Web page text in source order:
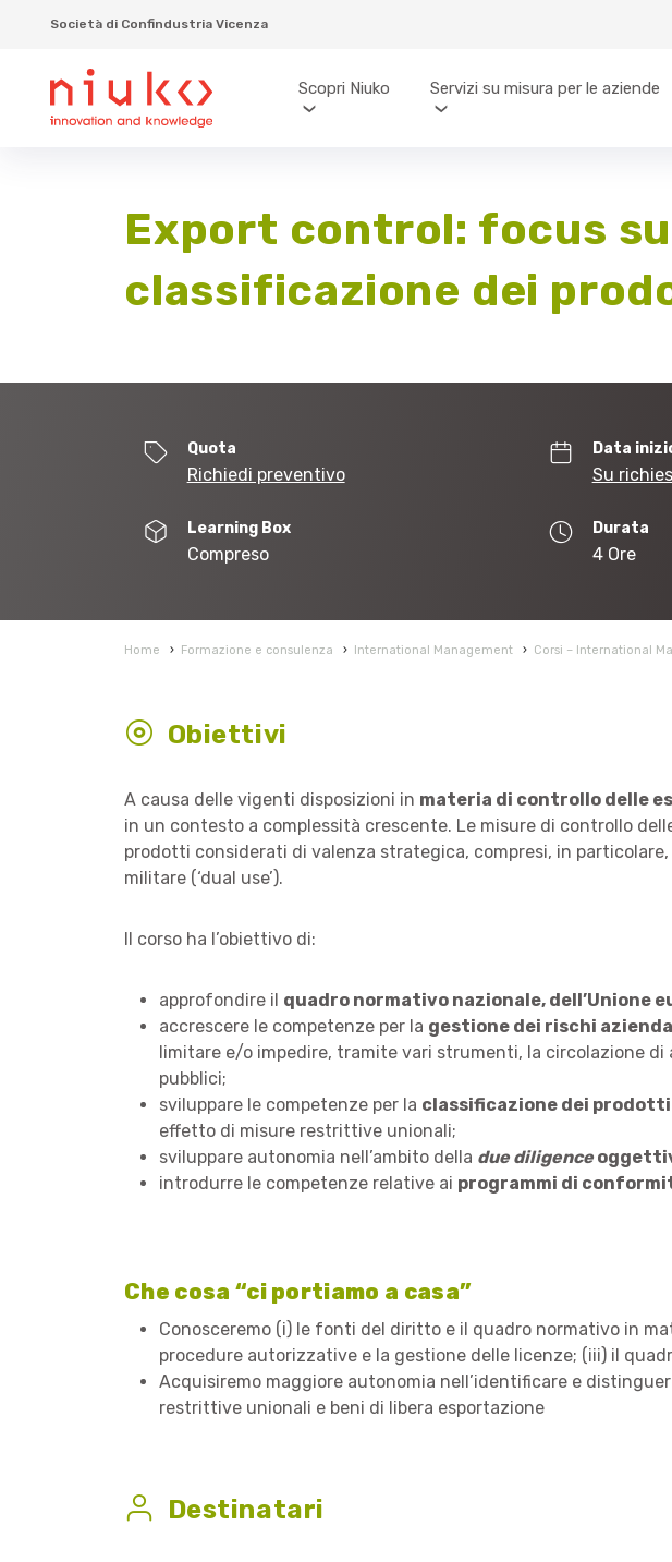
Società di Confindustria Vicenza
Scopri Niuko Servizi su misura per le aziende
Export control: focus
classificazione dei
Quota
Richiedi preventivo
Learning Box
Compreso
Data
Su
Durata
4 Ore
Home › Formazione e consulenza › International Management › Corsi – International
Obiettivi
A causa delle vigenti disposizioni in materia di controllo delle
in un contesto a complessità crescente. Le misure di controllo
prodotti considerati di valenza strategica, compresi, in
militare (‘dual use’).
Il corso ha l’obiettivo di:
approfondire il quadro normativo nazionale, dell’Unione
accrescere le competenze per la gestione dei rischi
limitare e/o impedire, tramite vari strumenti, la circolazione
pubblici;
sviluppare le competenze per la classificazione dei
effetto di misure restrittive unionali;
sviluppare autonomia nell’ambito della due diligence
introdurre le competenze relative ai programmi di
Che cosa “ci portiamo a casa”
Conosceremo (i) le fonti del diritto e il quadro normativo in
procedure autorizzative e la gestione delle licenze; (iii) il
Acquisiremo maggiore autonomia nell’identificare e
restrittive unionali e beni di libera esportazione
Destinatari